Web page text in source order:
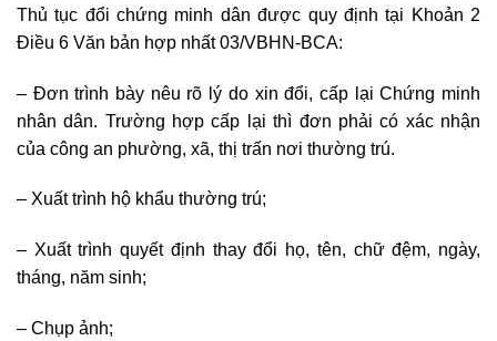
Thủ tục đổi chứng minh dân được quy định tại Khoản 2
Điều 6 Văn bản hợp nhất 03/VBHN-BCA:
– Đơn trình bày nêu rõ lý do xin đổi, cấp lại Chứng minh
nhân dân. Trường hợp cấp lại thì đơn phải có xác nhận
của công an phường, xã, thị trấn nơi thường trú.
– Xuất trình hộ khẩu thường trú;
– Xuất trình quyết định thay đổi họ, tên, chữ đệm, ngày,
tháng, năm sinh;
– Chụp ảnh;